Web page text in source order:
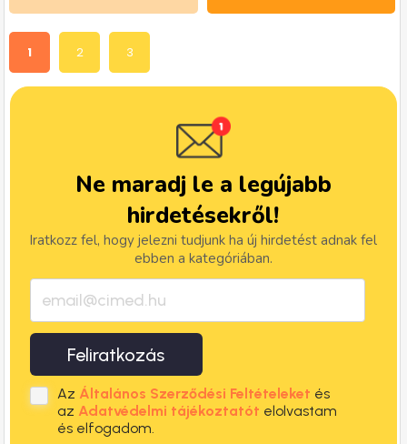
1 2 3
Ne maradj le a legújabb
hirdetésekről!
Iratkozz fel, hogy jelezni tudjunk ha új hirdetést adnak fel
ebben a kategóriában.
Feliratkozás
Az Általános Szerződési Feltételeket és
az Adatvédelmi tájékoztatót elolvastam
és elfogadom.